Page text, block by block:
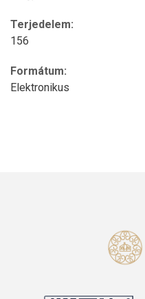
Terjedelem:
156
Formátum:
Elektronikus